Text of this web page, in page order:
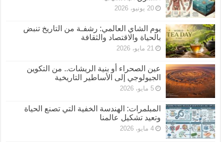
20 يونيو، 2026
يوم الشاي العالمي: رشفـة من التاريخ تنبض
بالحياة والاقتصاد والثقافة
21 مايو، 2026
عين الصحراء أو بنية الريشات.. من التكوين
الجيولوجي إلى الأساطير التاريخية
5 مايو، 2026
المبلمرات: الهندسة الخفية التي تصنع الحياة
وتعيد تشكيل عالمنا
4 مايو، 2026